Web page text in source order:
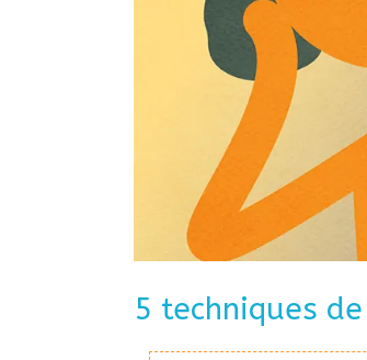
5 techniques